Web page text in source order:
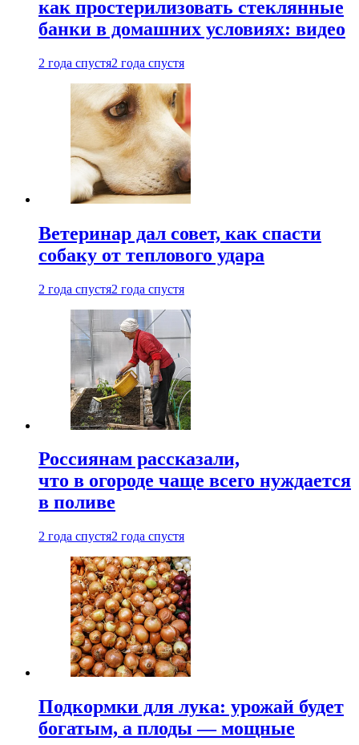
как простерилизовать стеклянные
банки в домашних условиях: видео
2 года спустя2 года спустя
Ветеринар дал совет, как спасти
собаку от теплового удара
2 года спустя2 года спустя
Россиянам рассказали,
что в огороде чаще всего нуждается
в поливе
2 года спустя2 года спустя
Подкормки для лука: урожай будет
богатым, а плоды — мощные